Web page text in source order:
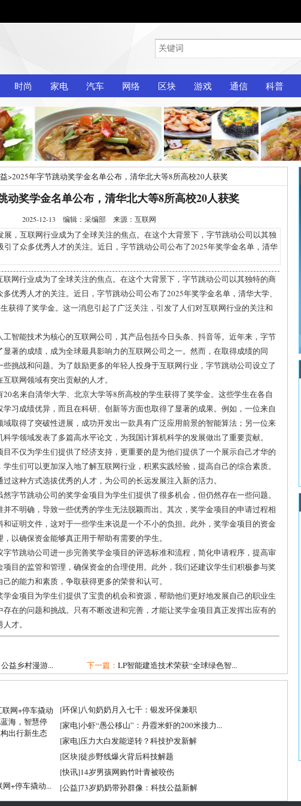
时尚 家电 汽车 网络 区块 游戏 通信 科普
>2025年字节跳动奖学金名单公布，清华北大等8所高校20人获奖
动奖学金名单公布，清华北大等8所高校20人获奖
2025-12-13 编辑：采编部 来源：互联网
，互联网行业成为了全球关注的焦点。在这个大背景下，字节跳动公司以其独
了众多优秀人才的关注。近日，字节跳动公司公布了2025年奖学金名单，清华
网行业成为了全球关注的焦点。在这个大背景下，字节跳动公司以其独特的商
优秀人才的关注。近日，字节跳动公司公布了2025年奖学金名单，清华大学、
获得了奖学金。这一消息引起了广泛关注，引发了人们对互联网行业的关注和
智能技术为核心的互联网公司，其产品包括今日头条、抖音等。近年来，字节
著的成绩，成为全球最具影响力的互联网公司之一。然而，在取得成绩的同
挑战和问题。为了鼓励更多的年轻人投身于互联网行业，字节跳动公司设立了
联网领域有突出贡献的人才。
名来自清华大学、北京大学等8所高校的学生获得了奖学金。这些学生在各自
习成绩优异，而且在科研、创新等方面也取得了显著的成果。例如，一位来自
取得了突破性进展，成功开发出一款具有广泛应用前景的智能算法；另一位来
学领域发表了多篇高水平论文，为我国计算机科学的发展做出了重要贡献。
不仅为学生们提供了经济支持，更重要的是为他们提供了一个展示自己才华的
生们可以更加深入地了解互联网行业，积累实践经验，提高自己的综合素质。
这种方式选拔优秀的人才，为公司的长远发展注入新的活力。
字节跳动公司的奖学金项目为学生们提供了很多机会，但仍然存在一些问题。
不明确，导致一些优秀的学生无法脱颖而出。其次，奖学金项目的申请过程相
证明文件，这对于一些学生来说是一个不小的负担。此外，奖学金项目的资金
以确保资金能够真正用于帮助有需要的学生。
节跳动公司进一步完善奖学金项目的评选标准和流程，简化申请程序，提高审
目的监管和管理，确保资金的合理使用。此外，我们还建议学生们积极参与奖
的能力和素质，争取获得更多的荣誉和认可。
金项目为学生们提供了宝贵的机会和资源，帮助他们更好地发展自己的职业生
在的问题和挑战。只有不断改进和完善，才能让奖学金项目真正发挥出应有的
才。
益乡村漫游... 下一篇： LP智能建造技术荣获“全球绿色智...
网+停车撬动...
[环保]八旬奶奶月入七千：银发环保兼职
[家电]小虾“愚公移山”：丹霞米虾的200米接力...
[家电]压力大白发能逆转？科技护发新解
[区块]徒步野线爆火背后科技解题
[快讯]14岁男孩网购竹叶青被咬伤
[公益]73岁奶奶带孙群像：科技公益新解